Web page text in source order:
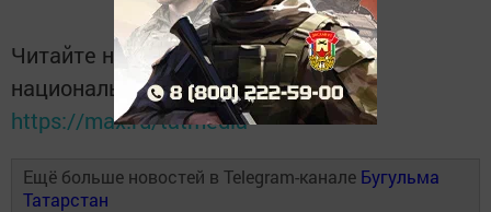
Читайте новости Татарстана в
национальном мессенджере MАХ:
https://max.ru/tatmedia
Ещё больше новостей в Telegram-канале Бугульма
Татарстан